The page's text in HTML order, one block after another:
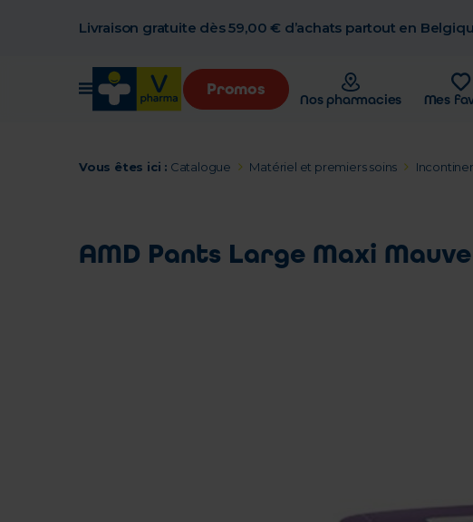
Livraison gratuite dès 59,00 € d’achats partout en
Promos
Nos pharmacies Mes
Vous êtes ici : Catalogue Matériel et premiers soins
AMD Pants Large Maxi Mauve